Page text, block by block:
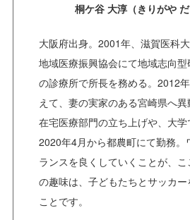
桐ケ谷 大淳（きりがや だ
大阪府出身。2001年、滋賀医科
地域医療振興協会にて地域志向
の診療所で所長を務める。2012
えて、妻の実家のある宮崎県へ
在宅医療部門の立ち上げや、大学
2020年4月から都農町にて勤務。
ランスを良くしていくことが、
の趣味は、子どもたちとサッカ
ことです。